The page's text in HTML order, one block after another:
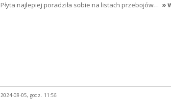
Płyta najlepiej poradziła sobie na listach przebojów… »
2024-08-05, godz. 11:56